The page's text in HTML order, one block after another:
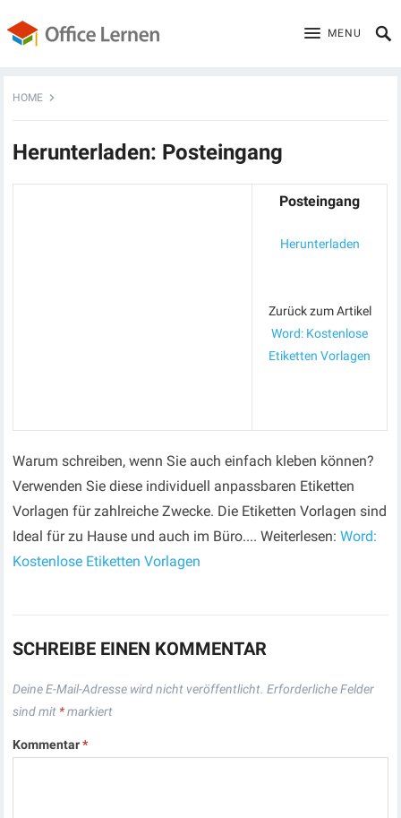
MENU
HOME
Herunterladen: Posteingang
Posteingang
Herunterladen
Zurück zum Artikel
Word: Kostenlose
Etiketten Vorlagen
Warum schreiben, wenn Sie auch einfach kleben können?
Verwenden Sie diese individuell anpassbaren Etiketten
Vorlagen für zahlreiche Zwecke. Die Etiketten Vorlagen sind
Ideal für zu Hause und auch im Büro.... Weiterlesen:Word:
Kostenlose Etiketten Vorlagen
SCHREIBE EINEN KOMMENTAR
Deine E-Mail-Adresse wird nicht veröffentlicht. Erforderliche Felder
sind mit *markiert
Kommentar*